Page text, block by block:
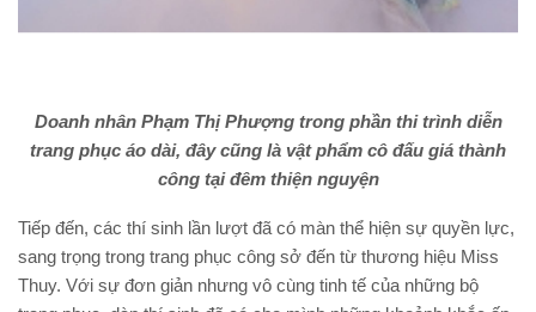
Doanh nhân Phạm Thị Phượng trong phần thi trình diễn
trang phục áo dài, đây cũng là vật phẩm cô đấu giá thành
công tại đêm thiện nguyện
Tiếp đến, các thí sinh lần lượt đã có màn thể hiện sự quyền lực,
sang trọng trong trang phục công sở đến từ thương hiệu Miss
Thuy. Với sự đơn giản nhưng vô cùng tinh tế của những bộ